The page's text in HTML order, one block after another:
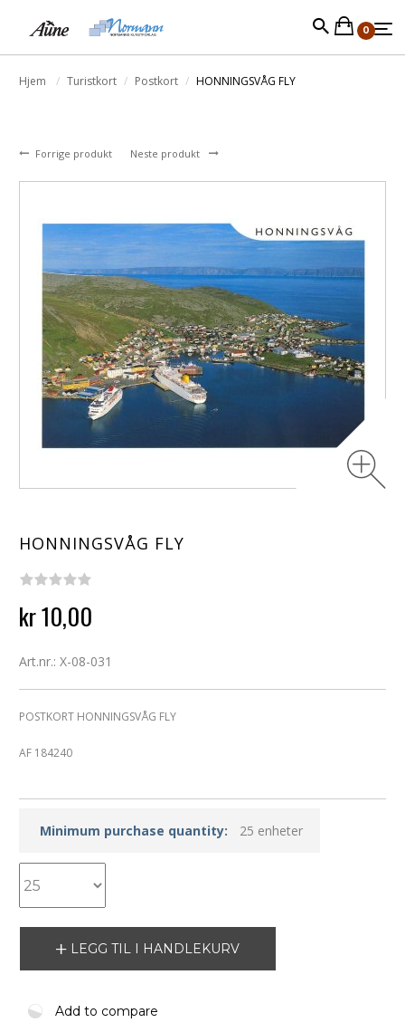
0
Hjem Turistkort Postkort HONNINGSVÅG FLY
Forrige produkt Neste produkt
HONNINGSVÅG FLY
kr 10,00
Art.nr.: X-08-031
POSTKORT HONNINGSVÅG FLY
AF 184240
Minimum purchase quantity: 25 enheter
LEGG TIL I HANDLEKURV
Add to compare